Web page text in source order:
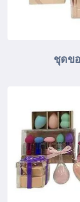
ชุดข